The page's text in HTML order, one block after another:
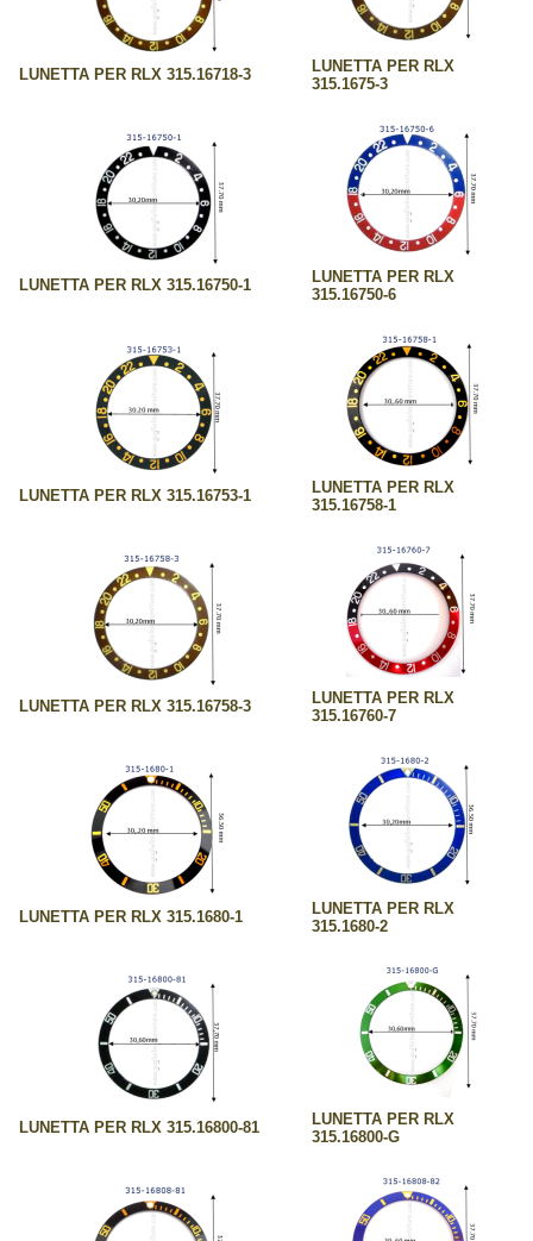
LUNETTA PER RLX 315.16718-3
LUNETTA PER RLX
315.1675-3
LUNETTA PER RLX 315.16750-1
LUNETTA PER RLX
315.16750-6
LUNETTA PER RLX 315.16753-1
LUNETTA PER RLX
315.16758-1
LUNETTA PER RLX 315.16758-3
LUNETTA PER RLX
315.16760-7
LUNETTA PER RLX 315.1680-1
LUNETTA PER RLX
315.1680-2
LUNETTA PER RLX 315.16800-81
LUNETTA PER RLX
315.16800-G